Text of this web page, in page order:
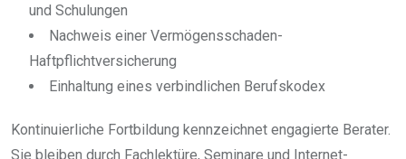
und Schulungen
Nachweis einer Vermögensschaden-
Haftpflichtversicherung
Einhaltung eines verbindlichen Berufskodex
Kontinuierliche Fortbildung kennzeichnet engagierte Berater.
Sie bleiben durch Fachlektüre, Seminare und Internet-